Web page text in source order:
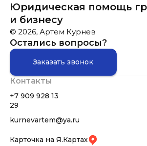
Юридическая помощь
и бизнесу
© 2026, Артем Курнев
Остались вопросы?
Заказать звонок
Контакты
+7 909 928 13
29
kurnevartem@ya.ru
Карточка на Я.Картах